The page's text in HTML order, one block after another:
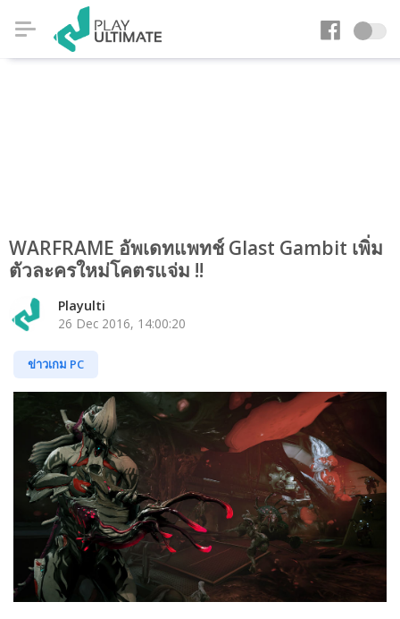
WARFRAME อัพเดทแพทช์ Glast Gambit เพิ่ม
ตัวละครใหม่โคตรแจ่ม !!
Playulti
26 Dec 2016, 14:00:20
ข่าวเกม PC